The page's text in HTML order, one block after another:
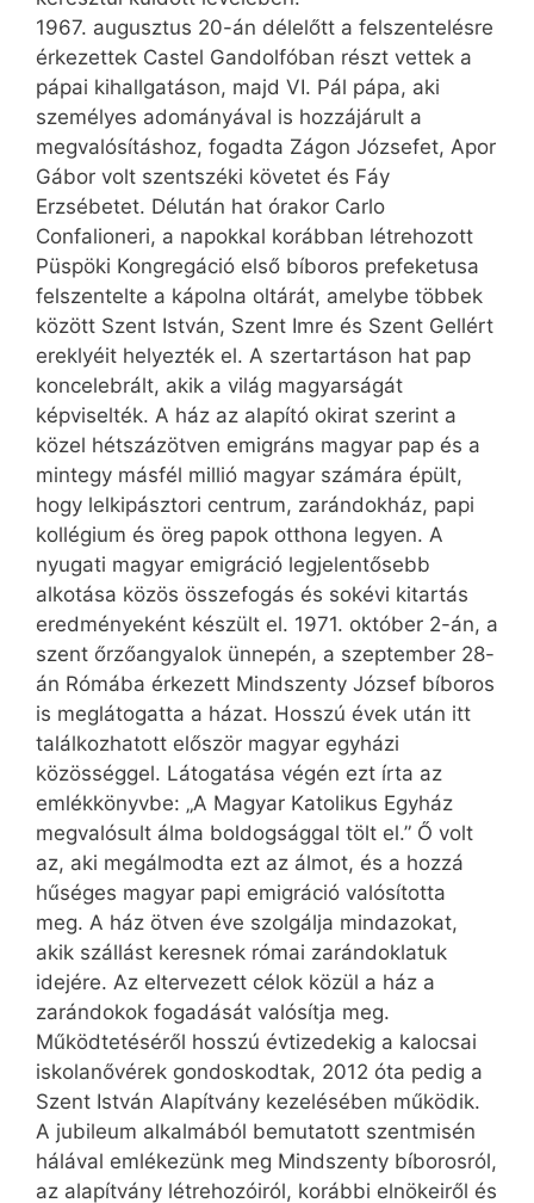
1967. augusztus 20-án dél­előtt a felszentelésre
érkezettek Castel Gandolfóban részt vettek a
pápai kihallgatáson, majd VI. Pál pápa, aki
személyes adományával is hozzájárult a
megvalósításhoz, fogadta Zágon Józsefet, Apor
Gábor volt szentszéki követet és Fáy
Erzsébetet. Délután hat órakor Carlo
Confalioneri, a napokkal korábban létrehozott
Püspöki Kongregáció első bíboros prefeketusa
felszentelte a kápolna oltárát, amelybe többek
között Szent István, Szent Imre és Szent Gellért
ereklyéit helyezték el. A szertartáson hat pap
koncelebrált, akik a világ magyarságát
képviselték. A ház az alapító okirat szerint a
közel hétszázötven emigráns magyar pap és a
mintegy másfél millió magyar számára épült,
hogy lelkipásztori centrum, zarándokház, papi
kollégium és öreg papok otthona legyen. A
nyugati magyar emigráció legjelentősebb
alkotása közös összefogás és sokévi kitartás
eredményeként készült el. 1971. október 2-án, a
szent őrzőangyalok ünnepén, a szeptember 28-
án Rómába érkezett Mindszenty József bíboros
is meglátogatta a házat. Hosszú évek után itt
találkozhatott először magyar egyházi
közösséggel. Látogatása végén ezt írta az
emlékkönyvbe: „A Magyar Katolikus Egyház
megvalósult álma boldogsággal tölt el.” Ő volt
az, aki megálmodta ezt az álmot, és a hozzá
hűséges magyar papi emigráció valósította
meg. A ház ötven éve szolgálja mindazokat,
akik szállást keresnek római zarándoklatuk
idejére. Az eltervezett célok közül a ház a
zarándokok fogadását valósítja meg.
Működtetéséről hosszú évtizedekig a kalocsai
iskolanővérek gondoskodtak, 2012 óta pedig a
Szent István Alapítvány kezelésében működik.
A jubileum alkalmából bemutatott szentmisén
hálával emlékezünk meg Mindszenty bíborosról,
az alapítvány létrehozóiról, korábbi elnökeiről és